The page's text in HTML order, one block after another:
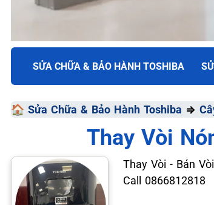
TRUNG TÂM BẢO HÀNH ĐIỆN MÁY VN
SỬA CHỮA &
TOSHIBA
Chất Lượng Tối Ưu - Giá Thành Tối
📞 09.663.898.33
SỬA CHỮA & BẢO HÀNH TOSHIBA
🏠 Sửa Chữa & Bảo Hành Toshiba ⇒
Thay Vòi
Thay Vòi - Bán
Call 0866812818